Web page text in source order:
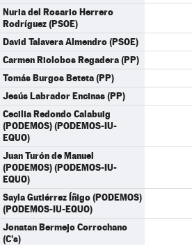
Nuria del Rosario Herrero
Rodríguez (PSOE)
David Talavera Almendro (PSOE)
Carmen Riolobos Regadera (PP)
Tomás Burgos Beteta (PP)
Jesús Labrador Encinas (PP)
Cecilia Redondo Calabuig
(PODEMOS) (PODEMOS-IU-
EQUO)
Juan Turón de Manuel
(PODEMOS) (PODEMOS-IU-
EQUO)
Sayla Gutiérrez Íñigo (PODEMOS)
(PODEMOS-IU-EQUO)
Jonatan Bermejo Corrochano
(C's)